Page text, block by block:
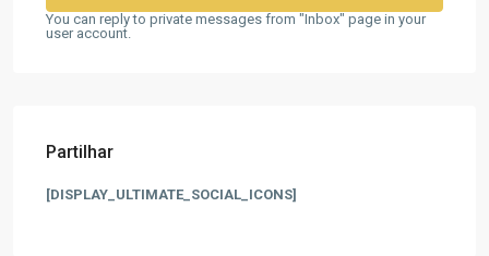
You can reply to private messages from "Inbox" page in your
user account.
Partilhar
[DISPLAY_ULTIMATE_SOCIAL_ICONS]